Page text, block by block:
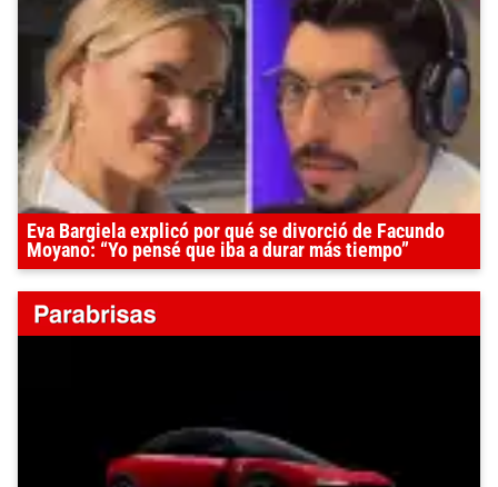
Eva Bargiela explicó por qué se divorció de Facundo
Moyano: “Yo pensé que iba a durar más tiempo”